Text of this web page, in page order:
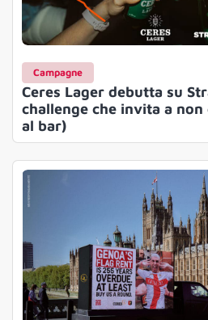
Campagne
Ceres Lager debutta su
challenge che invita a
al bar)